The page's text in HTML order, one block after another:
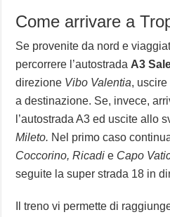
Come arrivare a
Se provenite da nord e
percorrere l’autostrada A3
direzione Vibo Valentia,
a destinazione. Se, invece,
l’autostrada A3 ed uscite allo
Mileto. Nel primo caso
Coccorino, Ricadi e Capo
seguite la super strada 18 in
Il treno vi permette di